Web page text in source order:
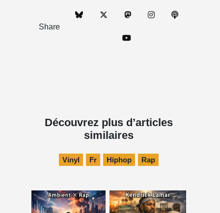
Share
Découvrez plus d’articles
similaires
Vinyl Fr Hiphop Rap